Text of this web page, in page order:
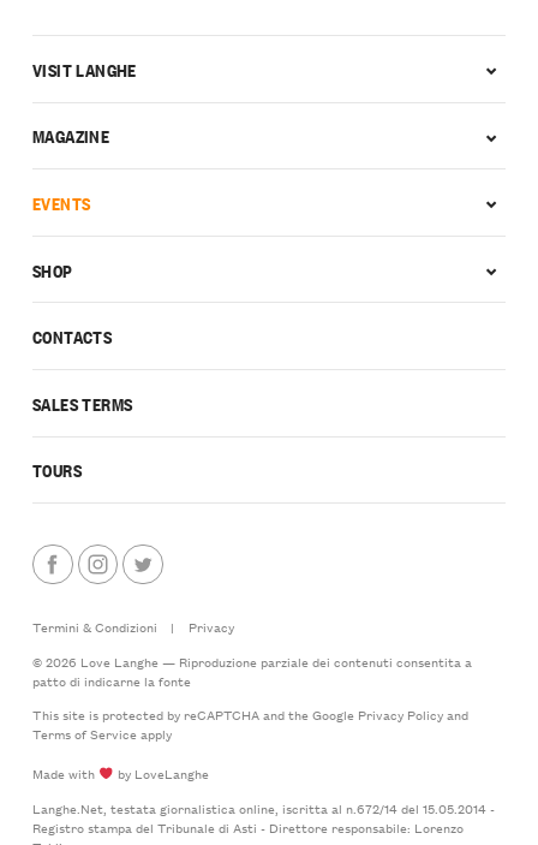
CONTACTS
SALES TERMS
TOURS
VISIT LANGHE
MAGAZINE
EVENTS
SHOP
Termini & Condizioni |
Privacy
© 2026 Love Langhe — Riproduzione parziale dei contenuti consentita a
patto di indicarne la fonte
This site is protected by reCAPTCHA and the Google Privacy Policyand
Terms of Serviceapply
Made with
by LoveLanghe
Langhe.Net, testata giornalistica online, iscritta al n.672/14 del 15.05.2014 -
Registro stampa del Tribunale di Asti - Direttore responsabile: Lorenzo